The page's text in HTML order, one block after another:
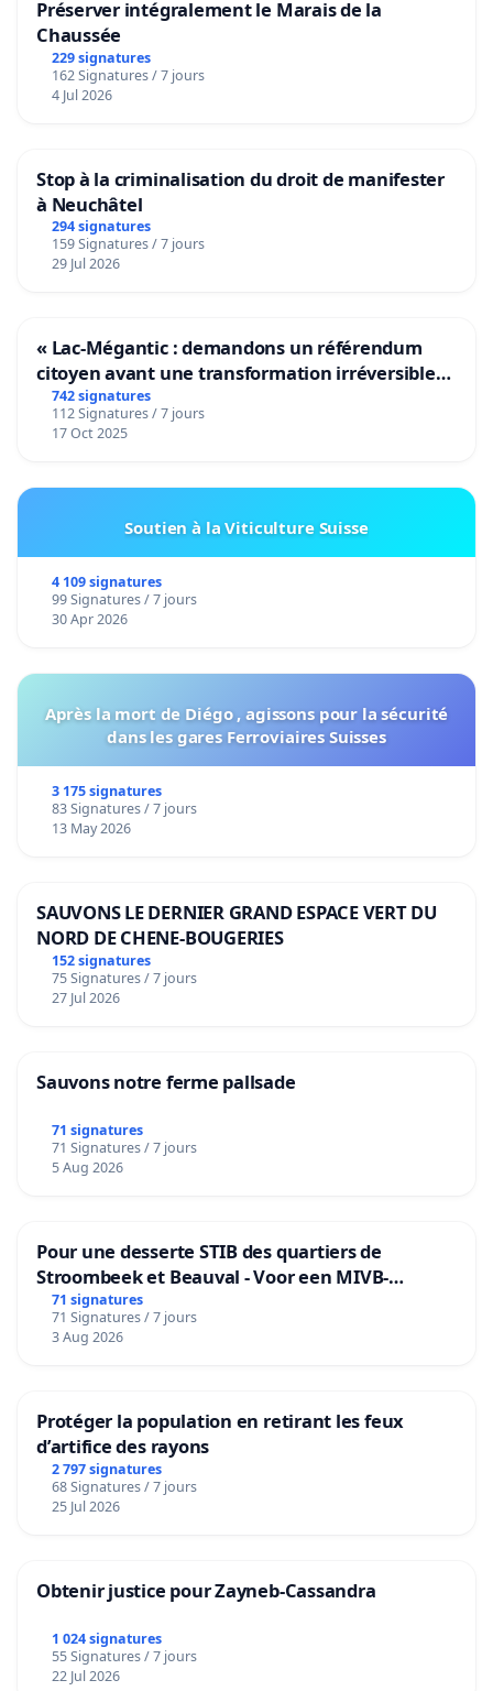
Préserver intégralement le Marais de la
Chaussée
229 signatures
162 Signatures / 7 jours
4 Jul 2026
Stop à la criminalisation du droit de manifester
à Neuchâtel
294 signatures
159 Signatures / 7 jours
29 Jul 2026
« Lac-Mégantic : demandons un référendum
citoyen avant une transformation irréversible
de notre territoire »
742 signatures
112 Signatures / 7 jours
17 Oct 2025
Soutien à la Viticulture Suisse
4 109 signatures
99 Signatures / 7 jours
30 Apr 2026
Après la mort de Diégo , agissons pour la sécurité
dans les gares Ferroviaires Suisses
3 175 signatures
83 Signatures / 7 jours
13 May 2026
SAUVONS LE DERNIER GRAND ESPACE VERT DU
NORD DE CHENE-BOUGERIES
152 signatures
75 Signatures / 7 jours
27 Jul 2026
Sauvons notre ferme pallsade
71 signatures
71 Signatures / 7 jours
5 Aug 2026
Pour une desserte STIB des quartiers de
Stroombeek et Beauval - Voor een MIVB-
bediening van de wijken Strombeek en Het
Voor
71 signatures
71 Signatures / 7 jours
3 Aug 2026
Protéger la population en retirant les feux
d’artifice des rayons
2 797 signatures
68 Signatures / 7 jours
25 Jul 2026
Obtenir justice pour Zayneb-Cassandra
1 024 signatures
55 Signatures / 7 jours
22 Jul 2026